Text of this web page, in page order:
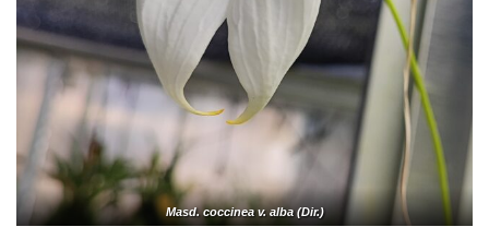
Masd. coccinea v. alba (Dir.)